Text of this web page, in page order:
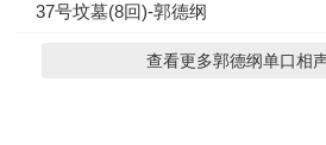
37号坟墓(8回)-郭德纲
查看更多郭德纲单口相